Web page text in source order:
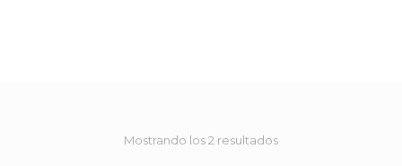
Mostrando los 2 resultados